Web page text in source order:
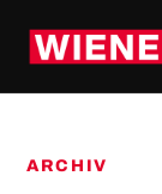
ARCHIV